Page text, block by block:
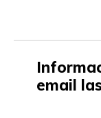
email